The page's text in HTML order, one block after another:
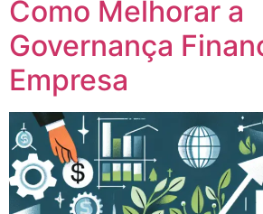
Como Melhorar a
Governança
Empresa